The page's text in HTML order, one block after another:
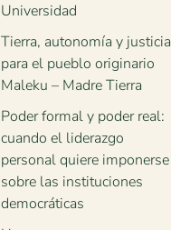
Universidad
Tierra, autonomía y justicia
para el pueblo originario
Maleku – Madre Tierra
Poder formal y poder real:
cuando el liderazgo
personal quiere imponerse
sobre las instituciones
democráticas